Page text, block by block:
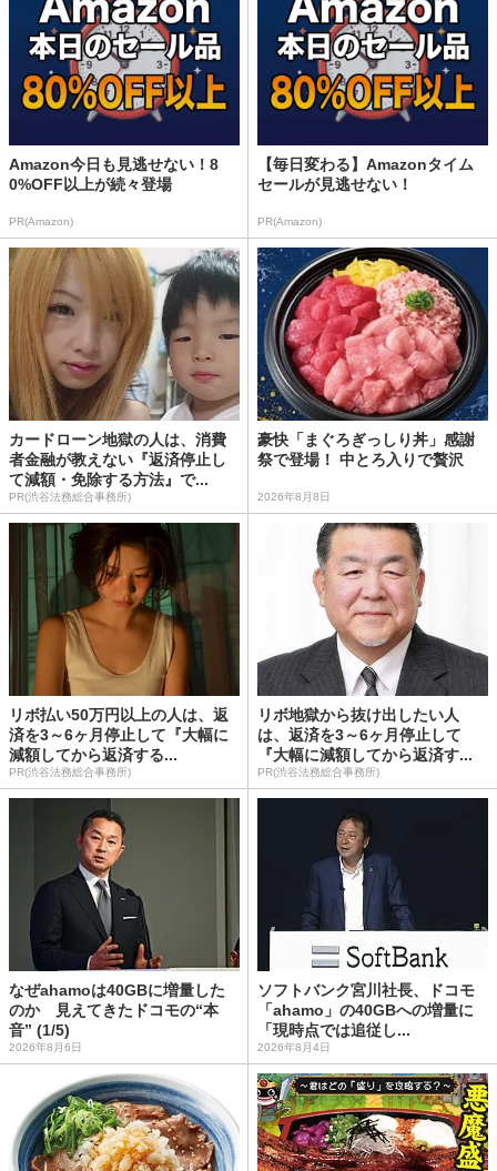
Amazon今日も見逃せない！8
0%OFF以上が続々登場
PR(Amazon)
【毎日変わる】Amazonタイム
セールが見逃せない！
PR(Amazon)
カードローン地獄の人は、消費
者金融が教えない『返済停止し
て減額・免除する方法』で...
PR(渋谷法務総合事務所)
豪快「まぐろぎっしり丼」感謝
祭で登場！ 中とろ入りで贅沢
2026年8月8日
リボ払い50万円以上の人は、返
済を3～6ヶ月停止して『大幅に
減額してから返済する...
PR(渋谷法務総合事務所)
リボ地獄から抜け出したい人
は、返済を3～6ヶ月停止して
『大幅に減額してから返済す...
PR(渋谷法務総合事務所)
なぜahamoは40GBに増量した
のか 見えてきたドコモの“本
音” (1/5)
2026年8月6日
ソフトバンク宮川社長、ドコモ
「ahamo」の40GBへの増量に
「現時点では追従し...
2026年8月4日